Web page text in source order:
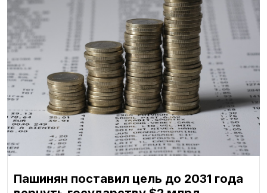
Пашинян поставил цель до 2031 года